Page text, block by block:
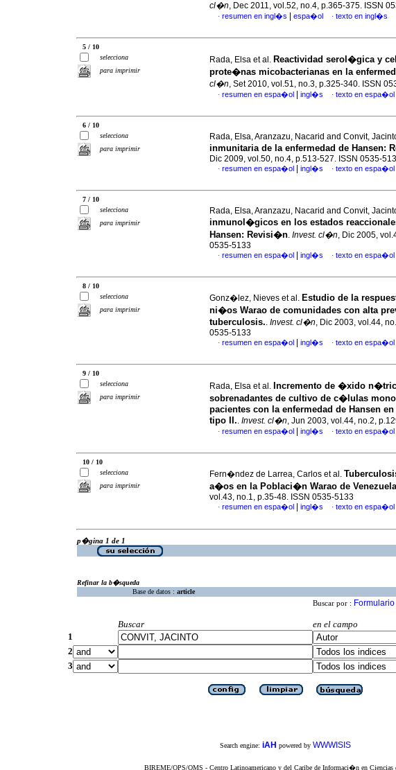
cl�n, Dec 2011, vol.52, no.4, p.365-375. ISSN
· resumen en ingl�s espa�ol · texto en ingl�s
5 / 10
selecciona
para imprimir
Rada, Elsa et al. Reactividad serol�gica y
prote�nas micobacterianas en la
cl�n, Set 2010, vol.51, no.3, p.325-340. ISSN
· resumen en espa�ol ingl�s · texto en espa�ol
6 / 10
selecciona
para imprimir
Rada, Elsa, Aranzazu, Nacarid and Convit,
inmunitaria de la enfermedad de Hansen:
Dic 2009, vol.50, no.4, p.513-527. ISSN 0535-
· resumen en espa�ol ingl�s · texto en espa�ol
7 / 10
selecciona
para imprimir
Rada, Elsa, Aranzazu, Nacarid and Convit,
inmunol�gicos en los estados
Hansen: Revisi�n. Invest. cl�n, Dic 2005,
0535-5133
· resumen en espa�ol ingl�s · texto en espa�ol
8 / 10
selecciona
para imprimir
Gonz�lez, Nieves et al. Estudio de la
ni�os Warao de comunidades con alta
tuberculosis.. Invest. cl�n, Dic 2003, vol.44,
0535-5133
· resumen en espa�ol ingl�s · texto en espa�ol
9 / 10
selecciona
para imprimir
Rada, Elsa et al. Incremento de �xido
sobrenadantes de cultivo de c�lulas
pacientes con la enfermedad de Hansen
tipo II.. Invest. cl�n, Jun 2003, vol.44, no.2,
· resumen en espa�ol ingl�s · texto en espa�ol
10 / 10
selecciona
para imprimir
Fern�ndez de Larrea, Carlos et al.
a�os en la Poblaci�n Warao de Venezuela
vol.43, no.1, p.35-48. ISSN 0535-5133
· resumen en espa�ol ingl�s · texto en espa�ol
p�gina 1 de 1
Refinar la b�squeda
Base de datos : article
Buscar por :
Buscar
en el campo
1
2
3
Search engine: iAH powered by WWWISIS
BIREME/OPS/OMS - Centro Latinoamericano y del Caribe de Informaci�n en Ciencias